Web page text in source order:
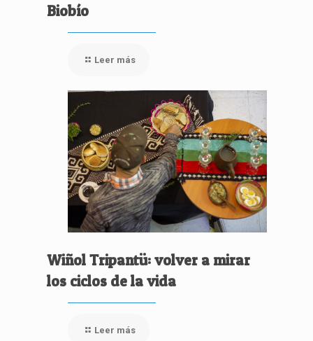
Biobío
Leer más
Wiñol Tripantü: volver a mirar
los ciclos de la vida
Leer más